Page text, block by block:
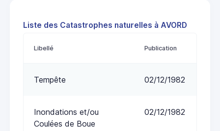
Liste des Catastrophes naturelles à AVORD
Libellé Publication
Tempête 02/12/1982
Inondations et/ou
Coulées de Boue
02/12/1982